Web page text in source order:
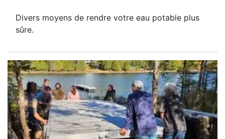
Divers moyens de rendre votre eau potable plus
sûre.